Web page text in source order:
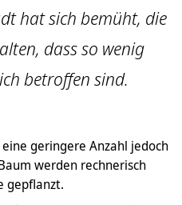
hat sich bemüht, die
dass so wenig
betroffen sind.
geringere Anzahl jedoch
werden rechnerisch
gepflanzt.